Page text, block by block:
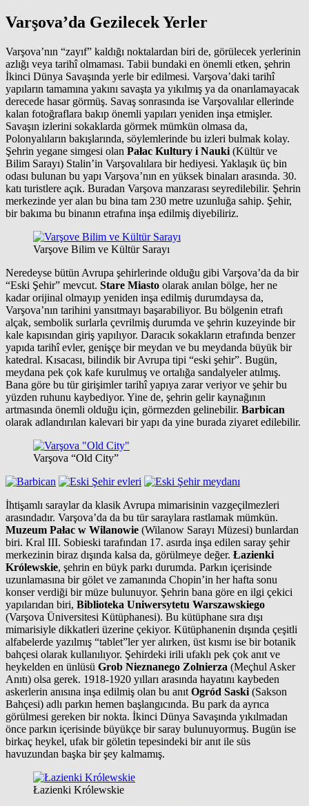
Varşova’da Gezilecek Yerler
Varşova’nın “zayıf” kaldığı noktalardan biri de, görülecek yerlerinin
azlığı veya tarihî olmaması. Tabii bundaki en önemli etken, şehrin
İkinci Dünya Savaşında yerle bir edilmesi. Varşova’daki tarihî
yapıların tamamına yakını savaşta ya yıkılmış ya da onarılamayacak
derecede hasar görmüş. Savaş sonrasında ise Varşovalılar ellerinde
kalan fotoğraflara bakıp önemli yapıları yeniden inşa etmişler.
Savaşın izlerini sokaklarda görmek mümkün olmasa da,
Polonyalıların bakışlarında, söylemlerinde bu izleri bulmak kolay.
Şehrin yegane simgesi olan Pałac Kultury i Nauki (Kültür ve
Bilim Sarayı) Stalin’in Varşovalılara bir hediyesi. Yaklaşık üç bin
odası bulunan bu yapı Varşova’nın en yüksek binaları arasında. 30.
katı turistlere açık. Buradan Varşova manzarası seyredilebilir. Şehrin
merkezinde yer alan bu bina tam 230 metre uzunluğa sahip. Şehir,
bir bakıma bu binanın etrafına inşa edilmiş diyebiliriz.
Varşove Bilim ve Kültür Sarayı
Neredeyse bütün Avrupa şehirlerinde olduğu gibi Varşova’da da bir
“Eski Şehir” mevcut. Stare Miasto olarak anılan bölge, her ne
kadar orijinal olmayıp yeniden inşa edilmiş durumdaysa da,
Varşova’nın tarihini yansıtmayı başarabiliyor. Bu bölgenin etrafı
alçak, sembolik surlarla çevrilmiş durumda ve şehrin kuzeyinde bir
kale kapısından giriş yapılıyor. Daracık sokakların etrafında benzer
yapıda tarihî evler, genişçe bir meydan ve bu meydanda büyük bir
katedral. Kısacası, bilindik bir Avrupa tipi “eski şehir”. Bugün,
meydana pek çok kafe kurulmuş ve ortalığa sandalyeler atılmış.
Bana göre bu tür girişimler tarihî yapıya zarar veriyor ve şehir bu
yüzden ruhunu kaybediyor. Yine de, şehrin gelir kaynağının
artmasında önemli olduğu için, görmezden gelinebilir. Barbican
olarak adlandırılan kalevari bir yapı da yine burada ziyaret edilebilir.
Varşova “Old City”
İhtişamlı saraylar da klasik Avrupa mimarisinin vazgeçilmezleri
arasındadır. Varşova’da da bu tür saraylara rastlamak mümkün.
Muzeum Pałac w Wilanowie (Wilanow Sarayı Müzesi) bunlardan
biri. Kral III. Sobieski tarafından 17. asırda inşa edilen saray şehir
merkezinin biraz dışında kalsa da, görülmeye değer. Łazienki
Królewskie, şehrin en büyk parkı durumda. Parkın içerisinde
uzunlamasına bir gölet ve zamanında Chopin’in her hafta sonu
konser verdiği bir müze bulunuyor. Şehrin bana göre en ilgi çekici
yapılarıdan biri, Biblioteka Uniwersytetu Warszawskiego
(Varşova Üniversitesi Kütüphanesi). Bu kütüphane sıra dışı
mimarisiyle dikkatleri üzerine çekiyor. Kütüphanenin dışında çeşitli
alfabelerde yazılmış “tablet”ler yer alırken, üst kısmı ise bir botanik
bahçesi olarak kullanılıyor. Şehirdeki irili ufaklı pek çok anıt ve
heykelden en ünlüsü Grob Nieznanego Zolnierza (Meçhul Asker
Anıtı) olsa gerek. 1918-1920 yılları arasında hayatını kaybeden
askerlerin anısına inşa edilmiş olan bu anıt Ogród Saski (Sakson
Bahçesi) adlı parkın hemen başlangıcında. Bu park da ayrıca
görülmesi gereken bir nokta. İkinci Dünya Savaşında yıkılmadan
önce parkın içerisinde büyükçe bir saray bulunuyormuş. Bugün ise
birkaç heykel, ufak bir göletin tepesindeki bir anıt ile süs
havuzundan başka bir şey kalmamış.
Łazienki Królewskie